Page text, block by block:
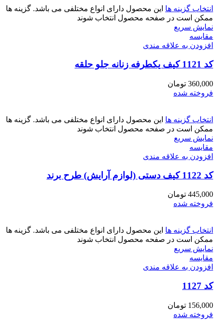
انتخاب گزینه ها این محصول دارای انواع مختلفی می باشد. گزینه ها
ممکن است در صفحه محصول انتخاب شوند
نمایش سریع
مقايسه
افزودن به علاقه مندی
کد 1121 کیف یکطرفه زنانه جلو حلقه
360,000 تومان
فروخته شده
انتخاب گزینه ها این محصول دارای انواع مختلفی می باشد. گزینه ها
ممکن است در صفحه محصول انتخاب شوند
نمایش سریع
مقايسه
افزودن به علاقه مندی
کد 1122 کیف دستی (لوازم آرایش) طرح برند
445,000 تومان
فروخته شده
انتخاب گزینه ها این محصول دارای انواع مختلفی می باشد. گزینه ها
ممکن است در صفحه محصول انتخاب شوند
نمایش سریع
مقايسه
افزودن به علاقه مندی
کد 1127
156,000 تومان
فروخته شده